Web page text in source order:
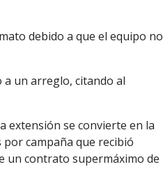
debido a que el equipo no
un arreglo, citando al
extensión se convierte en la
campaña que recibió
un contrato supermáximo de